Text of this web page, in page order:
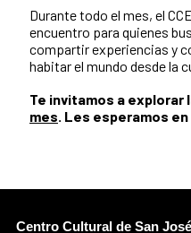
Durante todo el mes, el
encuentro para quienes
compartir experiencias y
habitar el mundo desde la
Te invitamos a explorar
mes. Les esperamos en
Centro Cultural de San